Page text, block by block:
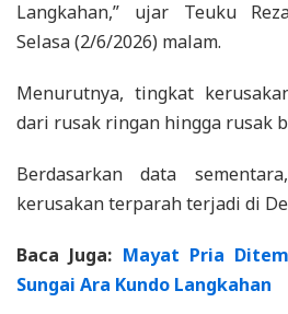
Langkahan,” ujar Teuku
Selasa (2/6/2026) malam.
Menurutnya, tingkat
dari rusak ringan hingga rusak
Berdasarkan data
kerusakan terparah terjadi di
Baca Juga: Mayat Pria
Sungai Ara Kundo Langkahan